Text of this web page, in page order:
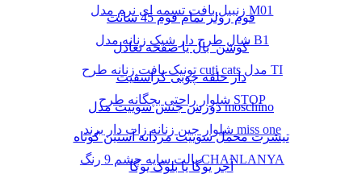
زنبیل بافت تسمه ای نرم مدل M01
شال طرح دار شیک زنانه مدل B1
تونیک بافت زنانه طرح cuti cats مدل TI
شلوار راحتی بچگانه طرح STOP
شلوار جین زنانه زاپ دار برند miss one
پالت سایه چشم 9 رنگ CHANLANYA
فوم رولر تمام فوم 45 سانت
کوشن بال یا صفحه تعادل
دار حلقه چوبی کراسفیت
دورس جنس سوییت مدل moschino
تیشرت مخمل سوییت مردانه آستین کوتاه
آجر یوگا یا بلوک یوگا